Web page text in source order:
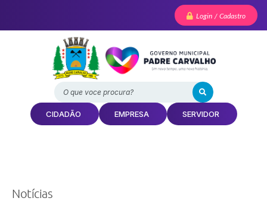
Login / Cadastro
O que voce procura?
CIDADÃO EMPRESA SERVIDOR
Notícias